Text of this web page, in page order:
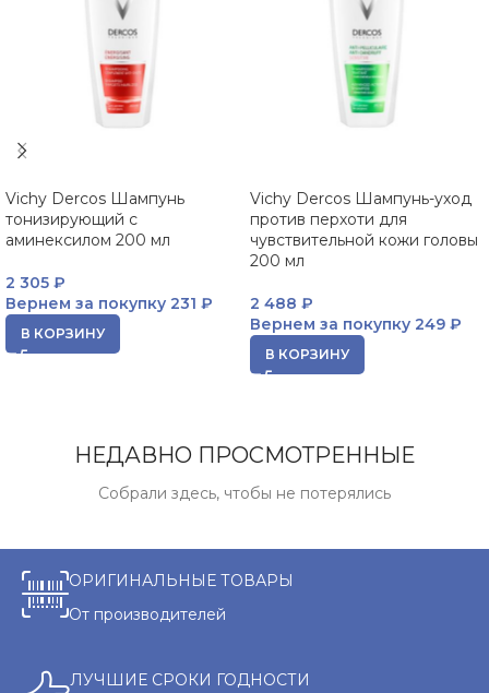
Vichy Dercos Шампунь
тонизирующий с
аминексилом 200 мл
2 305 ₽
Вернем за покупку 231 ₽
В КОРЗИНУ
Vichy Dercos Шампунь-уход
против перхоти для
чувствительной кожи головы
200 мл
2 488 ₽
Вернем за покупку 249 ₽
В КОРЗИНУ
НЕДАВНО ПРОСМОТРЕННЫЕ
Собрали здесь, чтобы не потерялись
ОРИГИНАЛЬНЫЕ ТОВАРЫ
От производителей
ЛУЧШИЕ СРОКИ ГОДНОСТИ